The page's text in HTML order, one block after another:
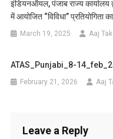
इंडियनऑयल, पंजाब राज्य कार्यालय
में आयोजित “विविधा” प्रतियोगिता
March 19, 2025 Aaj
ATAS_Punjabi_8-
February 21, 2026 Aaj
Leave a Reply